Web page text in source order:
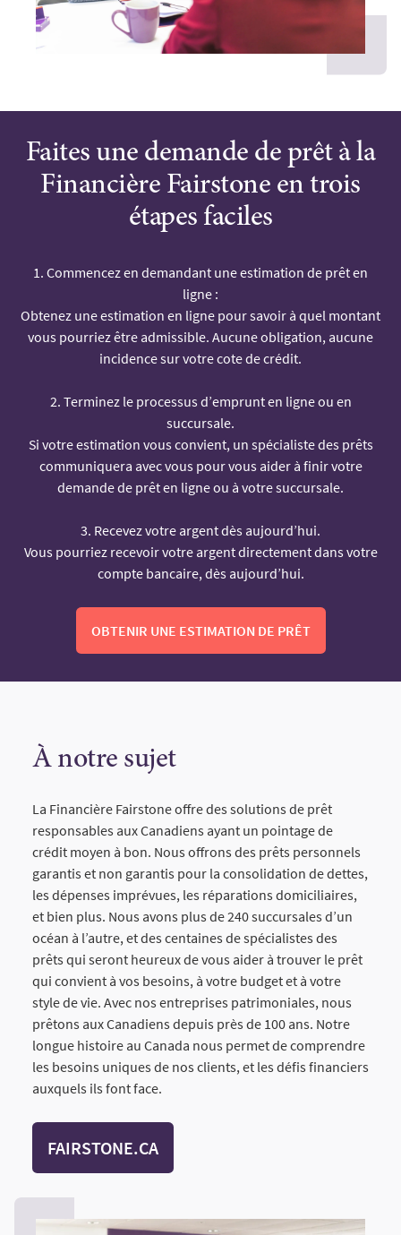
Faites une demande de prêt à la
Financière Fairstone en trois
étapes faciles
1. Commencez en demandant une estimation de prêt en
ligne :
Obtenez une estimation en ligne pour savoir à quel montant
vous pourriez être admissible. Aucune obligation, aucune
incidence sur votre cote de crédit.
2. Terminez le processus d’emprunt en ligne ou en
succursale.
Si votre estimation vous convient, un spécialiste des prêts
communiquera avec vous pour vous aider à finir votre
demande de prêt en ligne ou à votre succursale.
3. Recevez votre argent dès aujourd’hui.
Vous pourriez recevoir votre argent directement dans votre
compte bancaire, dès aujourd’hui.
OBTENIR UNE ESTIMATION DE PRÊT
À notre sujet
La Financière Fairstone offre des solutions de prêt
responsables aux Canadiens ayant un pointage de
crédit moyen à bon. Nous offrons des prêts personnels
garantis et non garantis pour la consolidation de dettes,
les dépenses imprévues, les réparations domiciliaires,
et bien plus. Nous avons plus de 240 succursales d’un
océan à l’autre, et des centaines de spécialistes des
prêts qui seront heureux de vous aider à trouver le prêt
qui convient à vos besoins, à votre budget et à votre
style de vie. Avec nos entreprises patrimoniales, nous
prêtons aux Canadiens depuis près de 100 ans. Notre
longue histoire au Canada nous permet de comprendre
les besoins uniques de nos clients, et les défis financiers
auxquels ils font face.
FAIRSTONE.CA